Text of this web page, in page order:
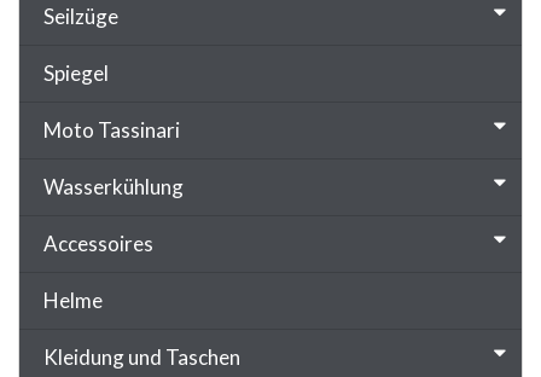
Seilzüge
Spiegel
Moto Tassinari
Wasserkühlung
Accessoires
Helme
Kleidung und Taschen